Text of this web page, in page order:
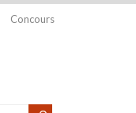
Concours